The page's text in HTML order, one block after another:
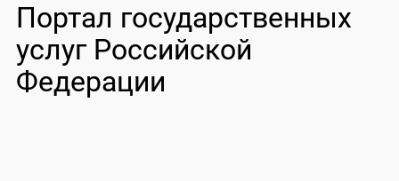
Портал государственных
услуг Российской
Федерации